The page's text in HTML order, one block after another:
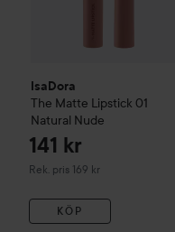
IsaDora
The Matte Lipstick 01
Natural Nude
141 kr
Rek. pris 169 kr
Rekommenderat pris 169 kr
KÖP